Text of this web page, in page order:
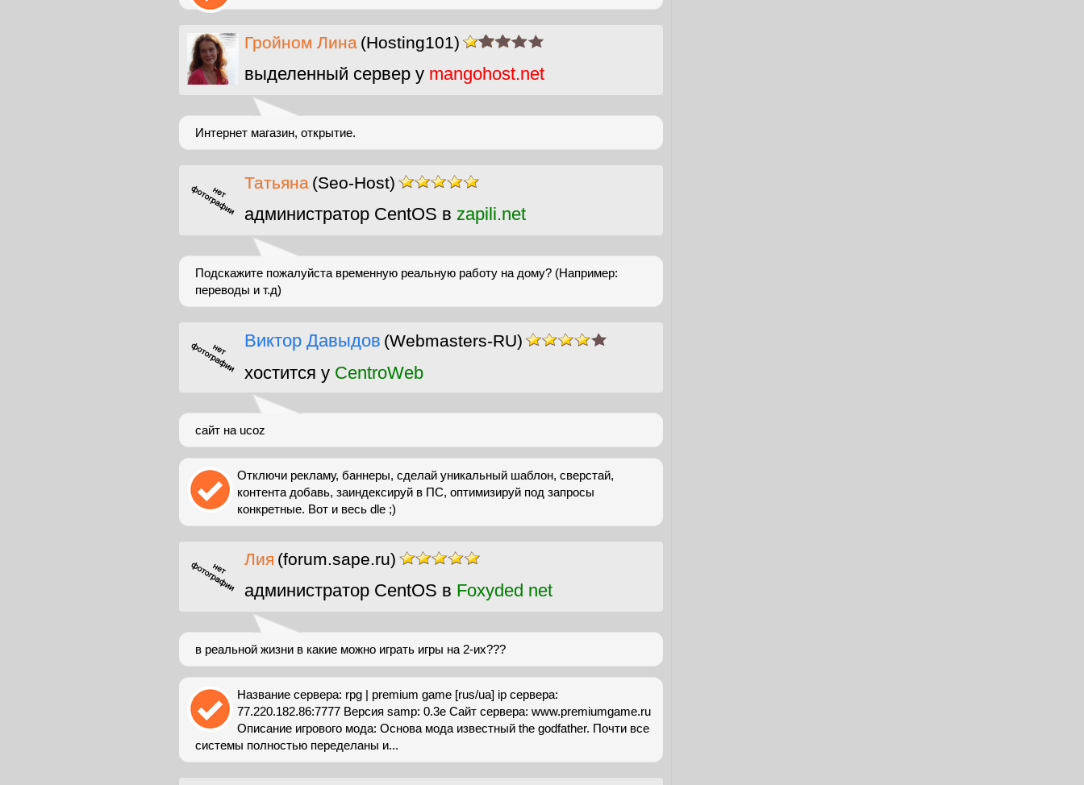
Гройном Лина (Hosting101)
выделенный сервер у mangohost.net
Интернет магазин, открытие.
Татьяна (Seo-Host)
администратор CentOS в zapili.net
Подскажите пожалуйста временную реальную работу на дому? (Например:
переводы и т.д)
Виктор Давыдов (Webmasters-RU)
хостится у CentroWeb
сайт на ucoz
Отключи рекламу, баннеры, сделай уникальный шаблон, сверстай,
контента добавь, заиндексируй в ПС, оптимизируй под запросы
конкретные. Вот и весь dle ;)
Лия (forum.sape.ru)
администратор CentOS в Foxyded net
в реальной жизни в какие можно играть игры на 2-их???
Название сервера: rpg | premium game [rus/ua] ip сервера:
77.220.182.86:7777 Версия samp: 0.3e Сайт сервера: www.premiumgame.ru
Описание игрового мода: Основа мода известный the godfather. Почти все
системы полностью переделаны и...